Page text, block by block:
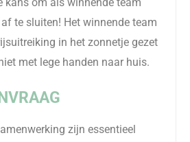
te sluiten! Het winnende team
in het zonnetje gezet
met lege handen naar huis.
zijn essentieel